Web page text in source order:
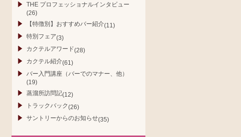
THE プロフェッショナルインタビュー
(26)
【特徴別】おすすめバー紹介(11)
特別フェア(3)
カクテルアワード(28)
カクテル紹介(61)
バー入門講座（バーでのマナー、他）
(19)
蒸溜所訪問記(12)
トラックバック(26)
サントリーからのお知らせ(35)